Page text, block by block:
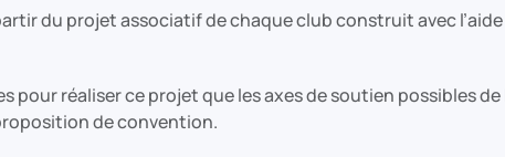
du projet associatif de chaque club construit avec
pour réaliser ce projet que les axes de soutien possibles
de convention.